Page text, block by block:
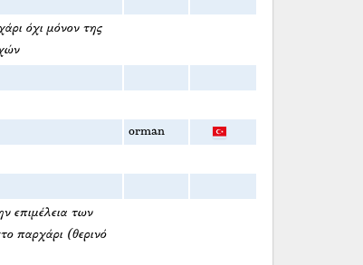
όχι μόνον της
orman
επιμέλεια των
παρχάρι (θερινό